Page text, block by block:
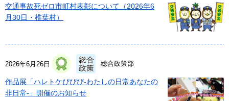
交通事故死ゼロ市町村表彰について（2026年6
月30日・椎葉村）
2026年6月26日 総合政策部
作品展「ハレトケぴぴぴ-わたしの日常あなたの
非日常-」開催のお知らせ